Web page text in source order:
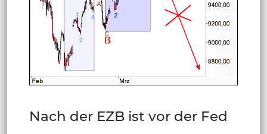
Nach der EZB ist vor der Fed